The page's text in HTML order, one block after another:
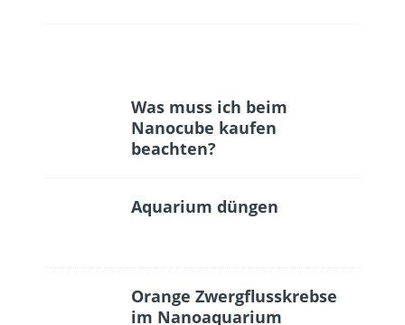
Was muss ich beim
Nanocube kaufen
beachten?
Aquarium düngen
Orange Zwergflusskrebse
im Nanoaquarium